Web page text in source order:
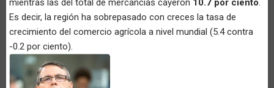
mientras las del total de mercancías cayeron 10.7 por ciento.
Es decir, la región ha sobrepasado con creces la tasa de
crecimiento del comercio agrícola a nivel mundial (5.4 contra
-0.2 por ciento).